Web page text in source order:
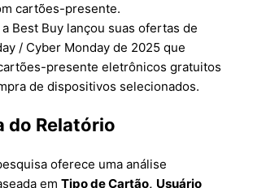
cartões-presente.
a Best Buy lançou suas ofertas de
/ Cyber Monday de 2025 que
presente eletrônicos gratuitos
de dispositivos selecionados.
do Relatório
oferece uma análise
emTipo de Cartão, Usuário